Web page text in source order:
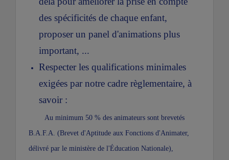
des spécificités de chaque enfant,
proposer un panel d'animations plus
important, ...
Respecter les qualifications minimales
exigées par notre cadre règlementaire, à
savoir :
Au minimum 50 % des animateurs sont brevetés
B.A.F.A. (Brevet d'Aptitude aux Fonctions d'Animater,
délivré par le ministère de l'Éducation Nationale),